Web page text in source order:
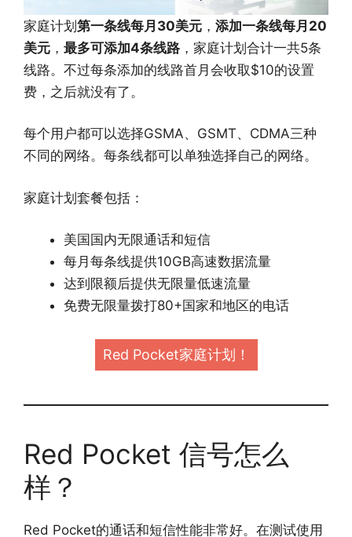
家庭计划第一条线每月30美元 ， 添加一条线每月20
美元 ， 最多可添加4条线路 ，家庭计划合计一共5条
线路。不过每条添加的线路首月会收取$10的设置
费，之后就没有了。
每个用户都可以选择GSMA、GSMT、CDMA三种
不同的网络。每条线都可以单独选择自己的网络。
家庭计划套餐包括：
美国国内无限通话和短信
每月每条线提供10GB高速数据流量
达到限额后提供无限量低速流量
免费无限量拨打80+国家和地区的电话
Red Pocket家庭计划！
Red Pocket 信号怎么
样？
​​Red Pocket的通话和短信性能非常好。在测试使用